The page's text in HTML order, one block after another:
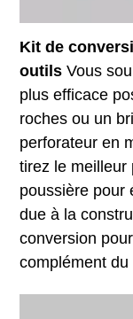
Kit de
outilsVous
plus efficace
roches ou un
perforateur en
tirez le meilleur
poussière pour
due à la
conversion
complément